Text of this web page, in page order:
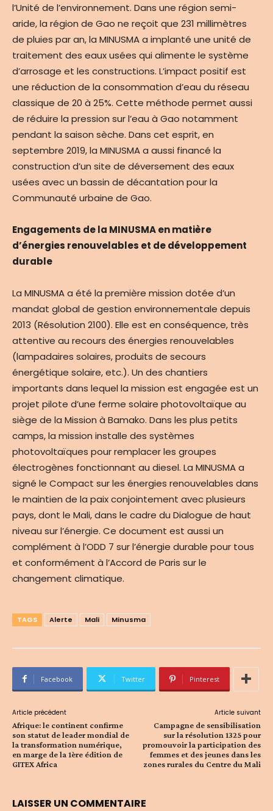
l’Unité de l’environnement. Dans une région semi-
aride, la région de Gao ne reçoit que 231 millimètres
de pluies par an, la MINUSMA a implanté une unité de
traitement des eaux usées qui alimente le système
d’arrosage et les constructions. L’impact positif est
une réduction de la consommation d’eau du réseau
classique de 20 à 25%. Cette méthode permet aussi
de réduire la pression sur l’eau à Gao notamment
pendant la saison sèche. Dans cet esprit, en
septembre 2019, la MINUSMA a aussi financé la
construction d’un site de déversement des eaux
usées avec un bassin de décantation pour la
Communauté urbaine de Gao.
Engagements de la MINUSMA en matière
d’énergies renouvelables et de développement
durable
La MINUSMA a été la première mission dotée d’un
mandat global de gestion environnementale depuis
2013 (Résolution 2100). Elle est en conséquence, très
attentive au recours des énergies renouvelables
(lampadaires solaires, produits de secours
énergétique solaire, etc.). Un des chantiers
importants dans lequel la mission est engagée est un
projet pilote d’une ferme solaire photovoltaïque au
siège de la Mission à Bamako. Dans les plus petits
camps, la mission installe des systèmes
photovoltaïques pour remplacer les groupes
électrogènes fonctionnant au diesel. La MINUSMA a
signé le Compact sur les énergies renouvelables dans
le maintien de la paix conjointement avec plusieurs
pays, dont le Mali, dans le cadre du Dialogue de haut
niveau sur l’énergie. Ce document est aussi un
complément à l’ODD 7 sur l’énergie durable pour tous
et conformément à l’Accord de Paris sur le
changement climatique.
TAGS Alerte Mali Minusma
Facebook Twitter Pinterest
Article précédent
Afrique: le continent confirme
son statut de leader mondial de
la transformation numérique,
en marge de la 1ère édition de
GITEX Africa
Article suivant
Campagne de sensibilisation
sur la résolution 1325 pour
promouvoir la participation des
femmes et des jeunes dans les
zones rurales du Centre du Mali
LAISSER UN COMMENTAIRE